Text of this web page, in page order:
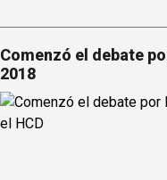
Comenzó el debate
2018